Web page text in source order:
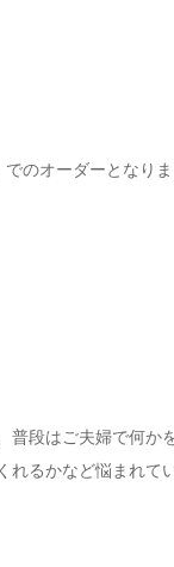
のオーダーとなりま
段はご夫婦で何か
るかなど悩まれて